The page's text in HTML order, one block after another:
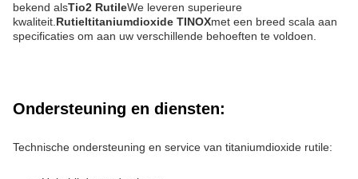
bekend alsTio2 RutileWe leveren superieure
kwaliteit. Rutieltitaniumdioxide TINOXmet een breed scala aan
specificaties om aan uw verschillende behoeften te voldoen.
Ondersteuning en diensten:
Technische ondersteuning en service van titaniumdioxide rutile: